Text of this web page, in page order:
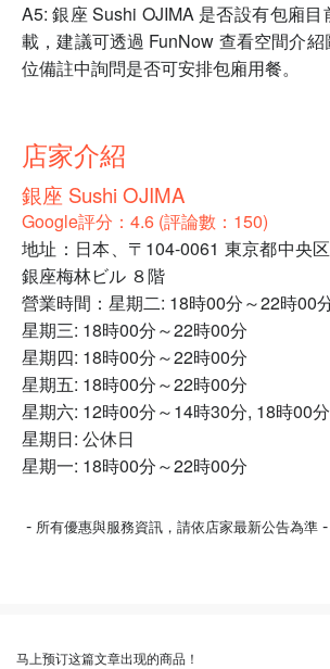
A5: 銀座 Sushi OJIMA 是否設有包廂
載，建議可透過 FunNow 查看空間介
位備註中詢問是否可安排包廂用餐。
店家介紹
銀座 Sushi OJIMA
Google評分：4.6 (評論數：150)
地址：日本、〒104-0061 東京都中央
銀座梅林ビル ８階
營業時間：星期二: 18時00分～22時00
星期三: 18時00分～22時00分
星期四: 18時00分～22時00分
星期五: 18時00分～22時00分
星期六: 12時00分～14時30分, 18時00
星期日: 公休日
星期一: 18時00分～22時00分
- 所有優惠與服務資訊，請依店家最新公告為準 -
马上预订这篇文章出现的商品！